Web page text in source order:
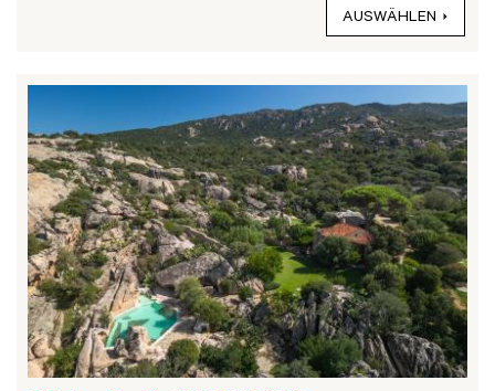
AUSWÄHLEN